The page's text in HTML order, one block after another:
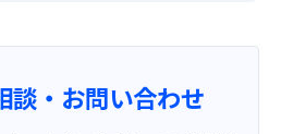
談・お問い合わせ